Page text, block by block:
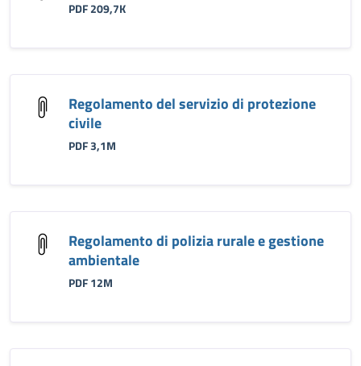
PDF 209,7K
Regolamento del servizio di protezione
civile
PDF 3,1M
Regolamento di polizia rurale e gestione
ambientale
PDF 12M